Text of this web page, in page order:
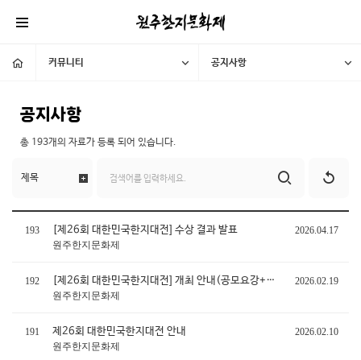
커뮤니티 공지사항
공지사항
총 193개의 자료가 등록 되어 있습니다.
193 [제26회 대한민국한지대전] 수상 결과 발표
2026.04.17
원주한지문화제
192 [제26회 대한민국한지대전] 개최 안내(공모요강+참가신청서)
2026.02.19
원주한지문화제
191 제26회 대한민국한지대전 안내
2026.02.10
원주한지문화제